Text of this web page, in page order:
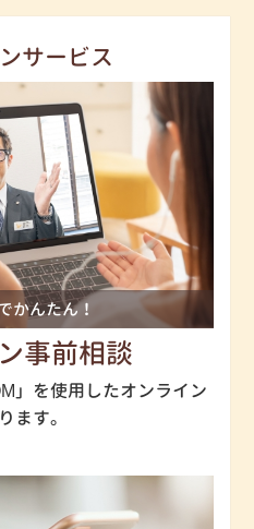
サービス
かんたん！
事前相談
」を使用したオンライン
ます。